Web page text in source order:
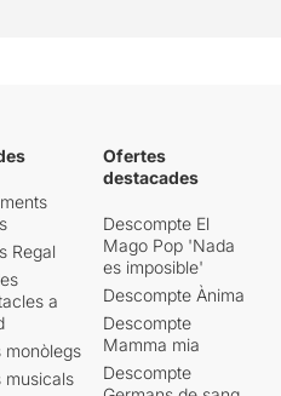
Regal
a
monòlegs
musicals
Ofertes
destacades
Descompte El
Mago Pop 'Nada
es imposible'
Descompte Ànima
Descompte
Mamma mia
Descompte